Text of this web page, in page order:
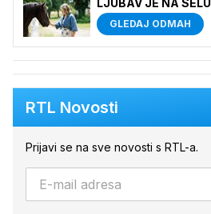
GLEDAJ ODMAH
RTL Novosti
Prijavi se na sve novosti s RTL-a.